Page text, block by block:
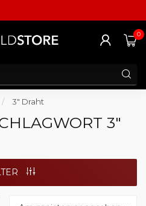
0
/ 3" Draht
3"